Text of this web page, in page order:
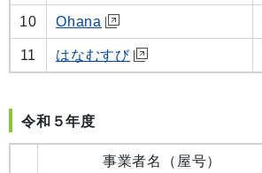
10 Ohana
11 はなむすび
令和５年度
事業者名（屋号）